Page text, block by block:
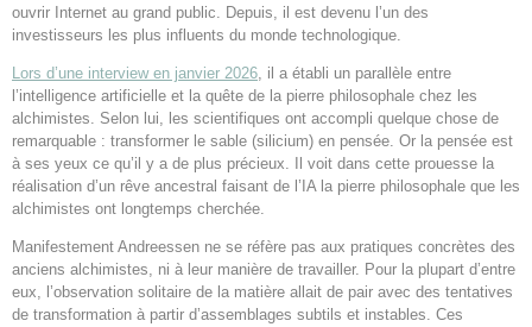
ouvrir Internet au grand public. Depuis, il est devenu l’un des
investisseurs les plus influents du monde technologique.
Lors d’une interview en janvier 2026, il a établi un parallèle entre
l’intelligence artificielle et la quête de la pierre philosophale chez les
alchimistes. Selon lui, les scientifiques ont accompli quelque chose de
remarquable : transformer le sable (silicium) en pensée. Or la pensée est
à ses yeux ce qu’il y a de plus précieux. Il voit dans cette prouesse la
réalisation d’un rêve ancestral faisant de l’IA la pierre philosophale que les
alchimistes ont longtemps cherchée.
Manifestement Andreessen ne se réfère pas aux pratiques concrètes des
anciens alchimistes, ni à leur manière de travailler. Pour la plupart d’entre
eux, l’observation solitaire de la matière allait de pair avec des tentatives
de transformation à partir d’assemblages subtils et instables. Ces